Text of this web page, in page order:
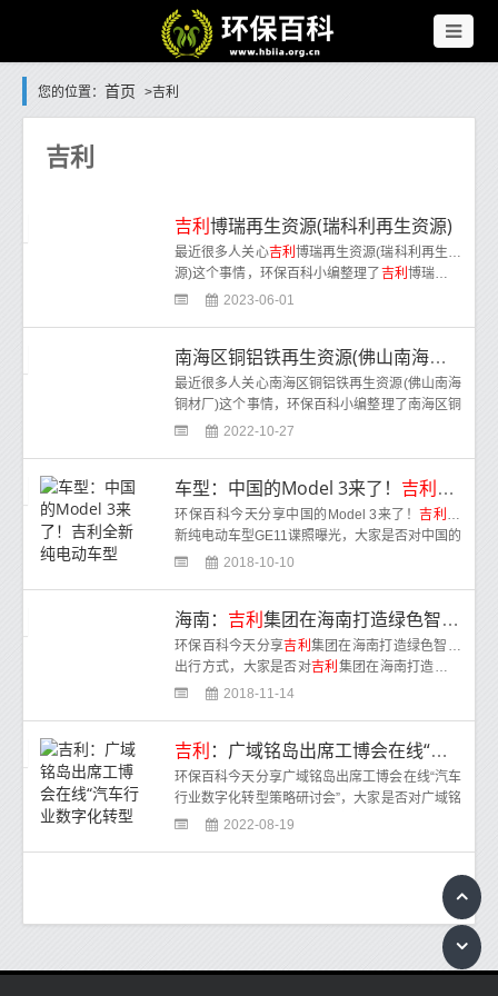
您的位置： 首页 >吉利
吉利
吉利博瑞再生资源(瑞科利再生资源)
最近很多人关心吉利 博瑞再生资源(瑞科利再生资
源)这个事情，环保百科小编整理了 吉利 博瑞再生
资源(瑞科利再生资源)相关内容，
2023-06-01
南海区铜铝铁再生资源(佛山南海铜材厂)
最近很多人关心南海区铜铝铁再生资源(佛山南海
铜材厂)这个事情，环保百科小编整理了南海区铜
铝铁再生资源(佛山南海铜材厂)相
2022-10-27
车型：中国的Model 3来了！ 吉利全新纯
环保百科今天分享中国的Model 3来了！吉利 全
新纯电动车型GE11谍照曝光，大家是否对中国的
Model 3来了！ 吉利全
2018-10-10
海南： 吉利集团在海南打造绿色智能出行方式
环保百科今天分享吉利 集团在海南打造绿色智能
出行方式，大家是否对吉利 集团在海南打造绿色
智能出行方式感兴趣呢。“我们正在和海
2018-11-14
吉利：广域铭岛出席工博会在线“汽车行业数字化转型策略研讨会”
环保百科今天分享广域铭岛出席工博会在线“汽车
行业数字化转型策略研讨会”，大家是否对广域铭
岛出席工博会在线“汽车行业数字化
2022-08-19